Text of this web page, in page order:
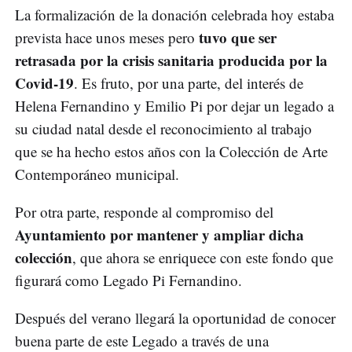
La formalización de la donación celebrada hoy estaba
prevista hace unos meses pero tuvo que ser
retrasada por la crisis sanitaria producida por la
Covid-19. Es fruto, por una parte, del interés de
Helena Fernandino y Emilio Pi por dejar un legado a
su ciudad natal desde el reconocimiento al trabajo
que se ha hecho estos años con la Colección de Arte
Contemporáneo municipal.
Por otra parte, responde al compromiso del
Ayuntamiento por mantener y ampliar dicha
colección, que ahora se enriquece con este fondo que
figurará como Legado Pi Fernandino.
Después del verano llegará la oportunidad de conocer
buena parte de este Legado a través de una